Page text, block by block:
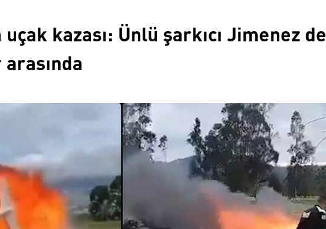
kazası: Ünlü şarkıcı Jimenez de